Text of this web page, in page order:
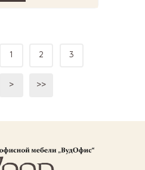
1 2 3
> >>